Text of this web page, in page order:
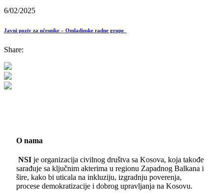
6/02/2025
Javni poziv za učesnike – Omladinske radne grupe
Share:
O nama
NSI je organizacija civilnog društva sa Kosova, koja takođe
sarađuje sa ključnim akterima u regionu Zapadnog Balkana i
šire, kako bi uticala na inkluziju, izgradnju poverenja,
procese demokratizacije i dobrog upravljanja na Kosovu.